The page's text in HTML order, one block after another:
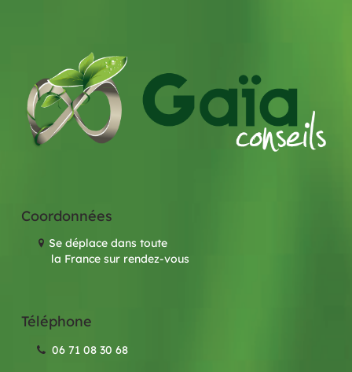
Coordonnées
Se déplace dans toute
la France sur rendez-vous
Téléphone
06 71 08 30 68